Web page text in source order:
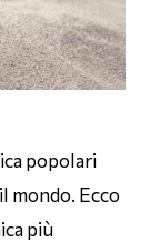
popolari
mondo. Ecco
più